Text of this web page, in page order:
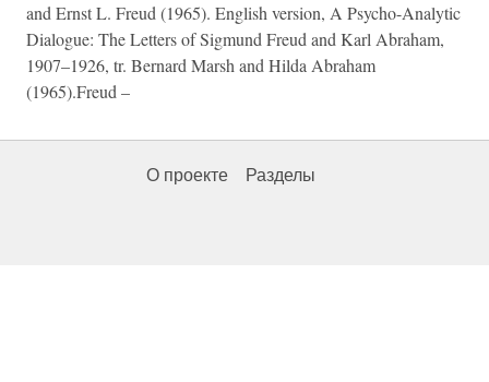
and Ernst L. Freud (1965). English version, A Psycho-Analytic
Dialogue: The Letters of Sigmund Freud and Karl Abraham,
1907–1926, tr. Bernard Marsh and Hilda Abraham
(1965).Freud –
О проекте Разделы